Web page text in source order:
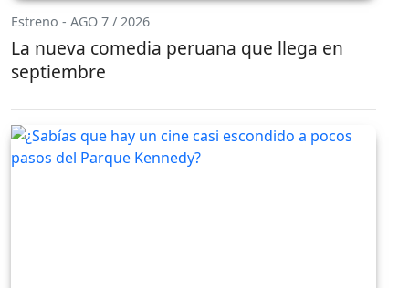
Estreno - AGO 7 / 2026
La nueva comedia peruana que llega en
septiembre